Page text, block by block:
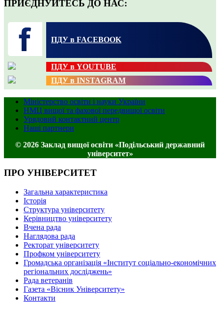
ПРИЄДНУЙТЕСЬ ДО НАС:
ПДУ в FACEBOOK
ПДУ в YOUTUBE
ПДУ в INSTAGRAM
Міністерство освіти і науки України
НМЦ вищої та фахової передвищої освіти
Урядовий контактний центр
Наші партнери
© 2026 Заклад вищої освіти «Подільський державний
університет»
ПРО УНІВЕРСИТЕТ
Загальна характеристика
Історія
Структура університету
Керівництво університету
Вчена рада
Наглядова рада
Ректорат університету
Профком університету
Громадська організація «Інститут соціально-економічних
регіональних досліджень»
Рада ветеранів
Газета «Вісник Університету»
Контакти